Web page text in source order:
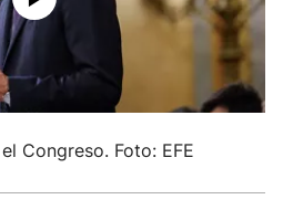
Congreso. Foto: EFE